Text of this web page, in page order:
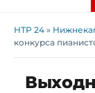
НТР 24 »
конкурса